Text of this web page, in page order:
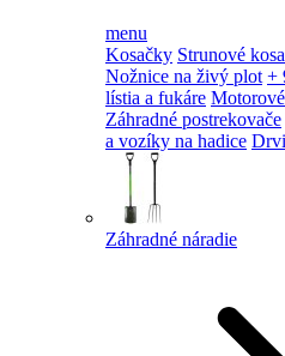
menu
Kosačky Strunové
Nožnice na živý plot +
lístia a fukáre
Záhradné postrekovače
a vozíky na hadice
Záhradné náradie